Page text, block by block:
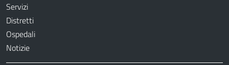
Servizi
Distretti
Ospedali
Notizie